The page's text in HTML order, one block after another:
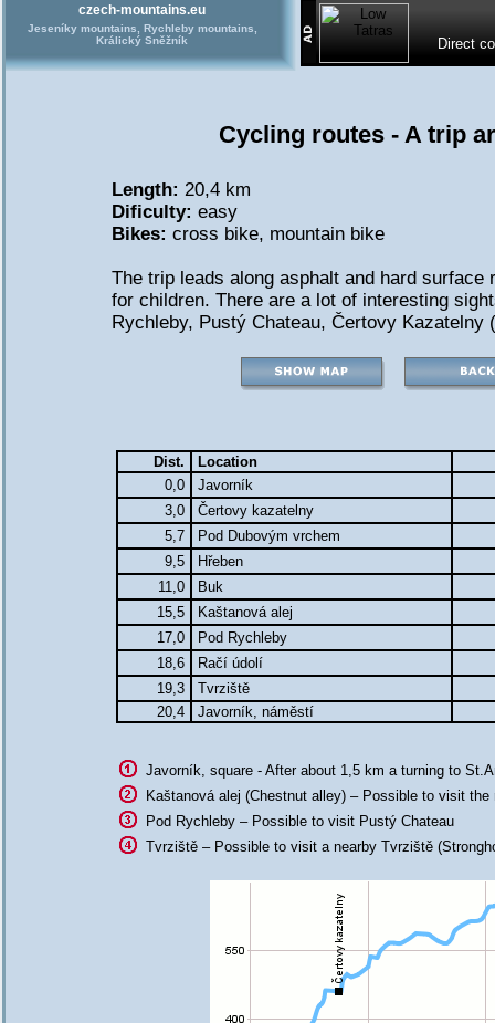
czech-mountains.eu
Jeseníky mountains, Rychleby mountains,
Králický Sněžník
Direct
Cycling routes - A trip
Length: 20,4 km
Dificulty: easy
Bikes: cross bike, mountain bike
The trip leads along asphalt and hard surface
for children. There are a lot of interesting
Rychleby, Pustý Chateau, Čertovy Kazatelny
Dist.
Location
0,0
Javorník
3,0
Čertovy kazatelny
5,7
Pod Dubovým vrchem
9,5
Hřeben
11,0
Buk
15,5
Kaštanová alej
17,0
Pod Rychleby
18,6
Račí údolí
19,3
Tvrziště
20,4
Javorník, náměstí
Javorník, square - After about 1,5 km a turning to
Kaštanová alej (Chestnut alley) – Possible to visit the
Pod Rychleby – Possible to visit Pustý Chateau
Tvrziště – Possible to visit a nearby Tvrziště